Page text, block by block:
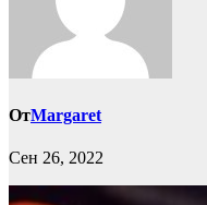
ОтMargaret
Сен 26, 2022